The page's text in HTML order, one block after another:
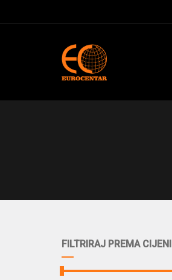
FILTRIRAJ PREMA CIJENI